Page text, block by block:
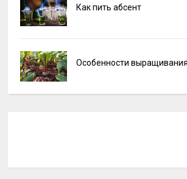
Как пить абсент
Особенности